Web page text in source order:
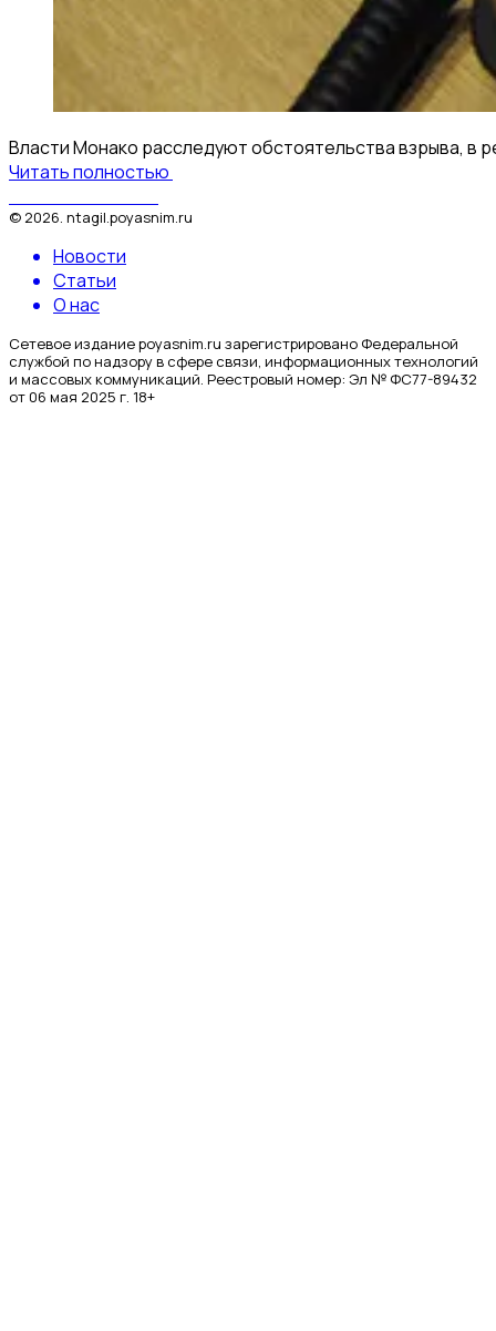
Власти Монако расследуют обстоятельства взрыва, в
Читать полностью
© 2026 ntagil.poyasnim.ru
Новости
Статьи
О нас
Сетевое издание poyasnim.ru зарегистрировано Федеральной
службой по надзору в сфере связи, информационных технологий
и массовых коммуникаций. Реестровый номер: Эл № ФС77-89432
от 06 мая 2025 г. 18+